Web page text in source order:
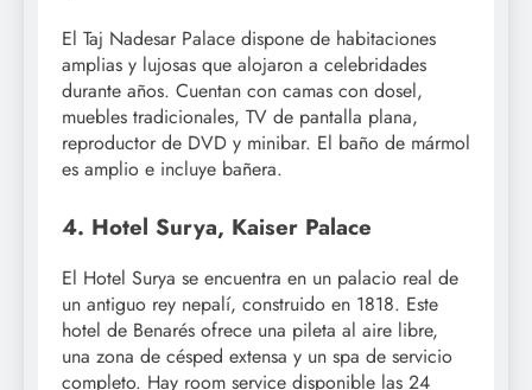
El Taj Nadesar Palace dispone de habitaciones
amplias y lujosas que alojaron a celebridades
durante años. Cuentan con camas con dosel,
muebles tradicionales, TV de pantalla plana,
reproductor de DVD y minibar. El baño de mármol
es amplio e incluye bañera.
4. Hotel Surya, Kaiser Palace
El Hotel Surya se encuentra en un palacio real de
un antiguo rey nepalí, construido en 1818. Este
hotel de Benarés ofrece una pileta al aire libre,
una zona de césped extensa y un spa de servicio
completo. Hay room service disponible las 24